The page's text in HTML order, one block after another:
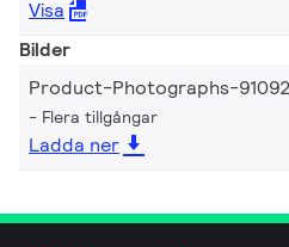
Visa
Bilder
Product-Photographs-
Flera tillgångar
Ladda ner